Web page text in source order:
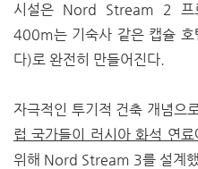
시설은 Nord Stream 2 프
400m는 기숙사 같은 캡슐 호
다)로 완전히 만들어진다.
자극적인 투기적 건축 개념
럽 국가들이 러시아 화석 연
위해 Nord Stream 3를 설계